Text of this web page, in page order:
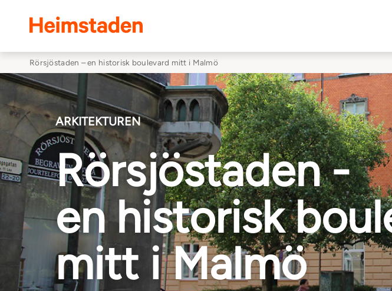
Heimstaden
Rörsjöstaden – en historisk boulevard mitt i Malmö
ARKITEKTUREN
Rörsjöstaden -
en historisk
mitt i Malmö